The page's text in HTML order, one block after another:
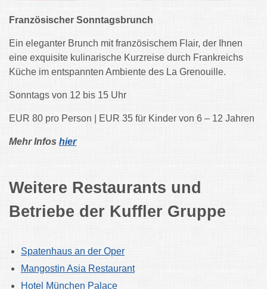
Französischer Sonntagsbrunch
Ein eleganter Brunch mit französischem Flair, der Ihnen
eine exquisite kulinarische Kurzreise durch Frankreichs
Küche im entspannten Ambiente des La Grenouille.
Sonntags von 12 bis 15 Uhr
EUR 80 pro Person | EUR 35 für Kinder von 6 – 12 Jahren
Mehr Infos hier
Weitere Restaurants und
Betriebe der Kuffler Gruppe
Spatenhaus an der Oper
Mangostin Asia Restaurant
Hotel München Palace